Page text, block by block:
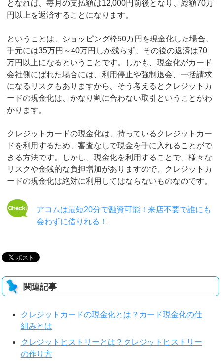
となれば、毎月の支払額は12,000円前後となり、総額70万
円以上を返済することになります。
ということは、ショッピング枠50万円を現金化した場合、
手元には35万円～40万円しか残らず、その後の返済は70
万円以上になるということです。しかも、現金化がカード
会社側にばれた場合には、利用停止や強制退会、一括請求
になるリスクもありますから、そう考えるとクレジットカ
ードの現金化は、かなり割に合わない取引ということがわ
かります。
クレジットカードの現金化は、持っているクレジットカー
ドを利用するため、審査なしで現金を手に入れることがで
きる方法です。しかし、現金化を利用することで、様々な
リスクや金銭的な負担増加がありますので、クレジットカ
ードの現金化は絶対に利用してはならないものなのです。
アコムは最短20分で融資可能！来店不要で誰にも
会わずに借りれる！
関連記事
クレジットカードの現金化とは？カード現金化の仕
組みとは
クレジットヒストリーとは？クレジットヒストリー
の作り方